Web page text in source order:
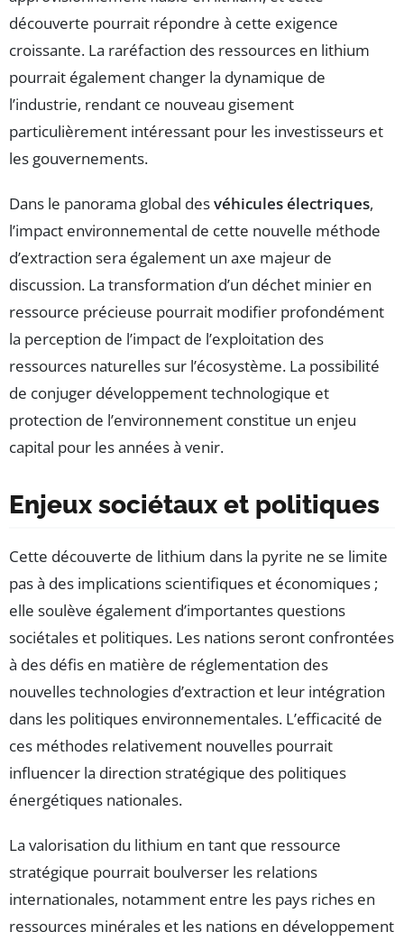
découverte pourrait répondre à cette exigence
croissante. La raréfaction des ressources en lithium
pourrait également changer la dynamique de
l’industrie, rendant ce nouveau gisement
particulièrement intéressant pour les investisseurs et
les gouvernements.
Dans le panorama global desvéhicules électriques,
l’impact environnemental de cette nouvelle méthode
d’extraction sera également un axe majeur de
discussion. La transformation d’un déchet minier en
ressource précieuse pourrait modifier profondément
la perception de l’impact de l’exploitation des
ressources naturelles sur l’écosystème. La possibilité
de conjuger développement technologique et
protection de l’environnement constitue un enjeu
capital pour les années à venir.
Enjeux sociétaux et politiques
Cette découverte de lithium dans la pyrite ne se limite
pas à des implications scientifiques et économiques ;
elle soulève également d’importantes questions
sociétales et politiques. Les nations seront confrontées
à des défis en matière de réglementation des
nouvelles technologies d’extraction et leur intégration
dans les politiques environnementales. L’efficacité de
ces méthodes relativement nouvelles pourrait
influencer la direction stratégique des politiques
énergétiques nationales.
La valorisation du lithium en tant que ressource
stratégique pourrait boulverser les relations
internationales, notamment entre les pays riches en
ressources minérales et les nations en développement